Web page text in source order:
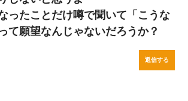
ったことだけ噂で聞いて「こうな
て願望なんじゃないだろうか？
返信する